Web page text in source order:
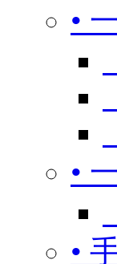
•
•
•